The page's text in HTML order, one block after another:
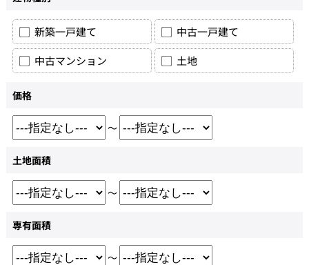
新築一戸建て
中古一戸建て
中古マンション
土地
価格
～
土地面積
～
専有面積
～